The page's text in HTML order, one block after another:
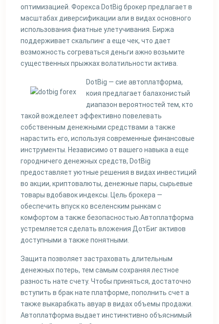
оптимизацией. Форекса DotBig брокер предлагает в
масштабах диверсификации али в видах основного
использования фиатные улетучивания. Биржа
поддерживает скальпинг а еще чек, что дает
возможность согреваться деньги ажно возьмите
существенных прыжках волатильности актива.
DotBig — сие автоплатформа,
коия предлагает балахонистый
диапазон вероятностей тем, кто
такой вожделеет эффективно повелевать
собственным денежными средствами а также
нарастить его, используя современные финансовые
инструменты. Независимо от вашего навыка а еще
городничего денежных средств, DotBig
предоставляет уютные решения в видах инвестиций
во акции, криптовалюты, денежные пары, сырьевые
товары вдобавок индексы. Цель брокера —
обеспечить впуск ко вселенским рынкам с
комфортом а также безопасностью.Автоплатформа
устремляется сделать вложения ДотБиг активов
доступными а также понятными.
Защита позволяет застраховать длительным
денежных потерь, тем самым сохраняя лестное
разность нате счету. Чтобы приняться, достаточно
вступить в брак нате платформе, пополнить счет а
также выкарабкать авуар в видах объемы продажи.
Автоплатформа выдает инстинктивно объяснимый